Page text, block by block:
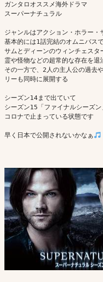
ガンタロオススメ海外ドラマ
スーパーナチュラル
ジャンルはアクション・ホラー・
基本的には1話完結のオムニバス
サムとディーンのウィンチェスタ
霊や怪物などの超常的な存在を退
その一方で、2人の主人公の過去
リーも同時に展開する
シーズン14まで出ていて
シーズン15「ファイナルシーズン
コロナで止まっている状態です
早く日本で公開されないかなぁ